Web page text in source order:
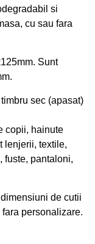
si
cu sau fara
Sunt
sec (apasat)
copii, hainute
lenjerii, textile,
fuste, pantaloni,
de cutii
personalizare.